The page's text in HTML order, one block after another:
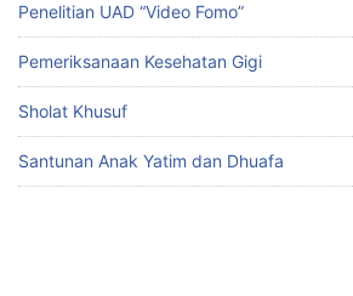
Penelitian UAD “Video Fomo”
Pemeriksanaan Kesehatan Gigi
Sholat Khusuf
Santunan Anak Yatim dan Dhuafa